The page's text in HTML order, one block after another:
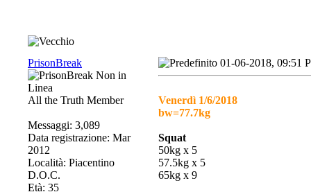
PrisonBreak
All the Truth Member
Messaggi: 3,089
Data registrazione: Mar
2012
Località: Piacentino
D.O.C.
Età: 35
01-06-2018, 09:51
Venerdì 1/6/2018
bw=77.7kg
Squat
50kg x 5
57.5kg x 5
65kg x 9